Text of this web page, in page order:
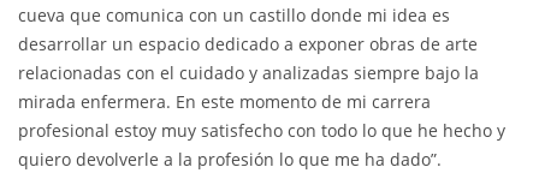
cueva que comunica con un castillo donde mi idea es
desarrollar un espacio dedicado a exponer obras de arte
relacionadas con el cuidado y analizadas siempre bajo la
mirada enfermera. En este momento de mi carrera
profesional estoy muy satisfecho con todo lo que he hecho y
quiero devolverle a la profesión lo que me ha dado”.